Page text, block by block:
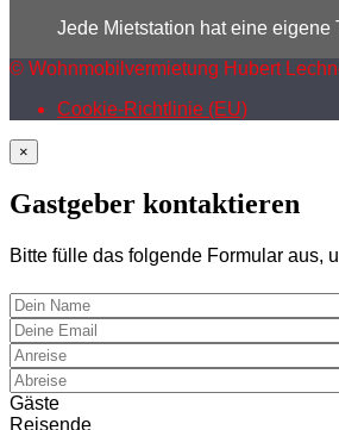
Jede Mietstation hat eine eigene
© Wohnmobilvermietung Hubert
Cookie-Richtlinie (EU)
×
Gastgeber kontaktieren
Bitte fülle das folgende Formular aus,
Gäste
Reisende